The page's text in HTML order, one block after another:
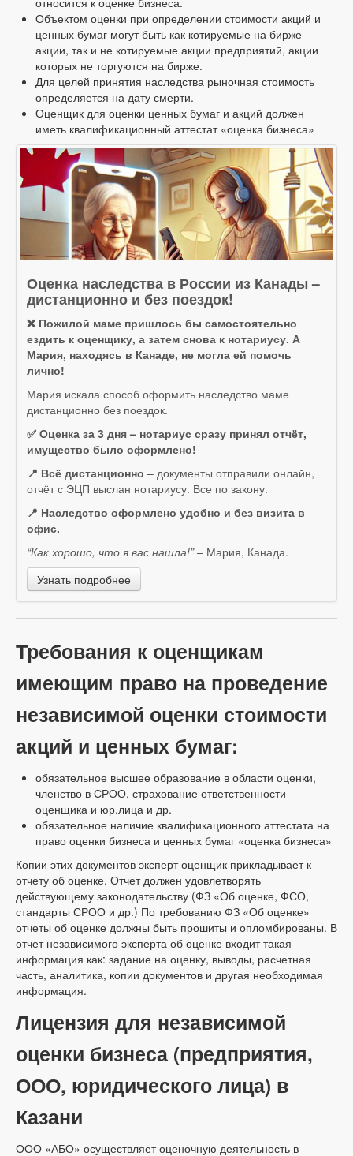
Объектом оценки при определении стоимости акций и
ценных бумаг могут быть как котируемые на бирже
акции, так и не котируемые акции предприятий, акции
которых не торгуются на бирже.
Для целей принятия наследства рыночная стоимость
определяется на дату смерти.
Оценщик для оценки ценных бумаг и акций должен
иметь квалификационный аттестат «оценка бизнеса»
Оценка наследства в России из Канады –
дистанционно и без поездок!
❌ Пожилой маме пришлось бы самостоятельно
ездить к оценщику, а затем снова к нотариусу. А
Мария, находясь в Канаде, не могла ей помочь
лично!
Мария искала способ оформить наследство маме
дистанционно без поездок.
✅ Оценка за 3 дня – нотариус сразу принял отчёт,
имущество было оформлено!
📍 Всё дистанционно – документы отправили онлайн,
отчёт с ЭЦП выслан нотариусу. Все по закону.
📍 Наследство оформлено удобно и без визита в
офис.
“Как хорошо, что я вас нашла!”– Мария, Канада.
Узнать подробнее
Требования к оценщикам
имеющим право на проведение
независимой оценки стоимости
акций и ценных бумаг:
обязательное высшее образование в области оценки,
членство в СРОО, страхование ответственности
оценщика и юр.лица и др.
обязательное наличие квалификационного аттестата на
право оценки бизнеса и ценных бумаг «оценка бизнеса»
Копии этих документов эксперт оценщик прикладывает к
отчету об оценке. Отчет должен удовлетворять
действующему законодательству (ФЗ «Об оценке, ФСО,
стандарты СРОО и др.) По требованию ФЗ «Об оценке»
отчеты об оценке должны быть прошиты и опломбированы. В
отчет независимого эксперта об оценке входит такая
информация как: задание на оценку, выводы, расчетная
часть, аналитика, копии документов и другая необходимая
информация.
Лицензия для независимой
оценки бизнеса (предприятия,
ООО, юридического лица) в
Казани
ООО «АБО» осуществляет оценочную деятельность в